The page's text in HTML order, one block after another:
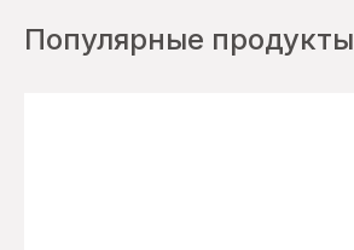
Популярные продукты